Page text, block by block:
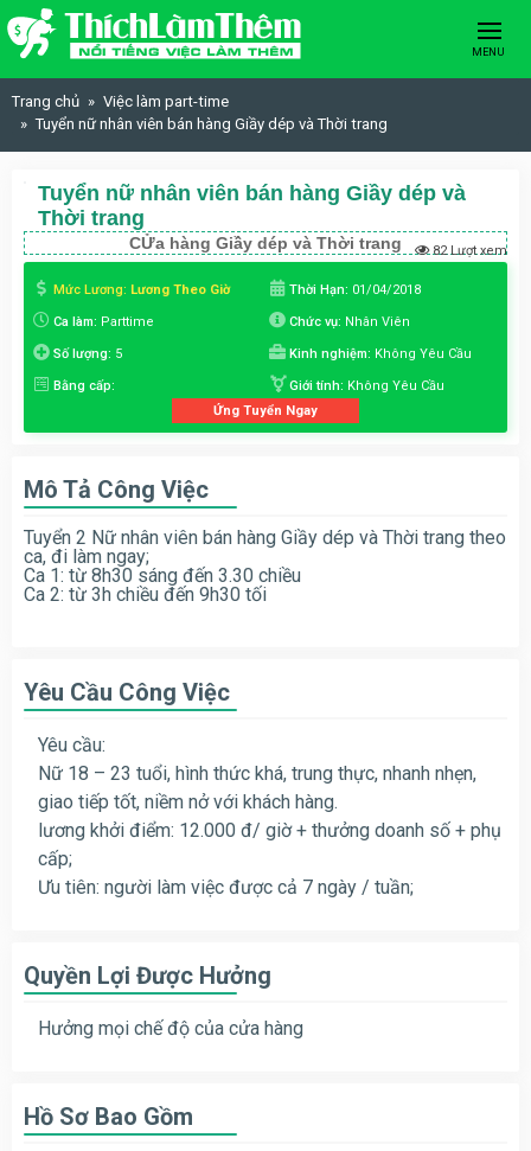
Skip to content
MENU
Trang chủ
Việc làm part-time
Tuyển nữ nhân viên bán hàng Giầy dép và Thời trang
Tuyển nữ nhân viên bán hàng Giầy dép và
Thời trang
CỬa hàng Giầy dép và Thời trang 82 Lượt xem
Mức Lương: Lương Theo Giờ Thời Hạn: 01/04/2018
Ca làm: Parttime Chức vụ: Nhân Viên
Số lượng: 5 Kinh nghiệm: Không Yêu Cầu
Bằng cấp: Giới tính: Không Yêu Cầu
Ứng Tuyển Ngay
Mô Tả Công Việc
Tuyển 2 Nữ nhân viên bán hàng Giầy dép và Thời trang theo
ca, đi làm ngay;
Ca 1: từ 8h30 sáng đến 3.30 chiều
Ca 2: từ 3h chiều đến 9h30 tối
Yêu Cầu Công Việc
Yêu cầu:
Nữ 18 – 23 tuổi, hình thức khá, trung thực, nhanh nhẹn,
giao tiếp tốt, niềm nở với khách hàng.
lương khởi điểm: 12.000 đ/ giờ + thưởng doanh số + phụ
cấp;
Ưu tiên: người làm việc được cả 7 ngày / tuần;
Quyền Lợi Được Hưởng
Hưởng mọi chế độ của cửa hàng
Hồ Sơ Bao Gồm